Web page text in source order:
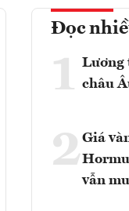
Đọc
1 Lương
châu
2Giá
vẫn